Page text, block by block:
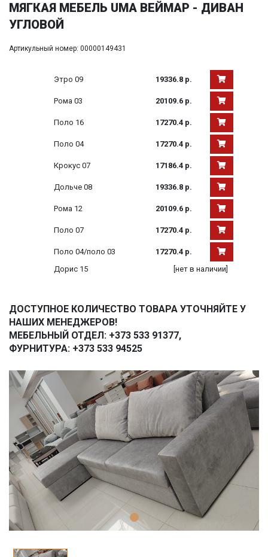
МЯГКАЯ МЕБЕЛЬ UMA ВЕЙМАР - ДИВАН
УГЛОВОЙ
Артикульный номер: 00000149431
Этро 09 19336.8 р.
Рома 03 20109.6 р.
Поло 16 17270.4 р.
Поло 04 17270.4 р.
Крокус 07 17186.4 р.
Дольче 08 19336.8 р.
Рома 12 20109.6 р.
Поло 07 17270.4 р.
Поло 04/поло 03
17270.4 р.
Дорис 15
[нет в наличии]
ДОСТУПНОЕ КОЛИЧЕСТВО ТОВАРА УТОЧНЯЙТЕ У
НАШИХ МЕНЕДЖЕРОВ!
МЕБЕЛЬНЫЙ ОТДЕЛ: +373 533 91377,
ФУРНИТУРА: +373 533 94525